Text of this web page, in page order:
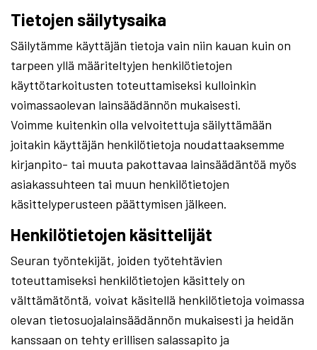
Tietojen säilytysaika
Säilytämme käyttäjän tietoja vain niin kauan kuin on
tarpeen yllä määriteltyjen henkilötietojen
käyttötarkoitusten toteuttamiseksi kulloinkin
voimassaolevan lainsäädännön mukaisesti.
Voimme kuitenkin olla velvoitettuja säilyttämään
joitakin käyttäjän henkilötietoja noudattaaksemme
kirjanpito- tai muuta pakottavaa lainsäädäntöä myös
asiakassuhteen tai muun henkilötietojen
käsittelyperusteen päättymisen jälkeen.
Henkilötietojen käsittelijät
Seuran työntekijät, joiden työtehtävien
toteuttamiseksi henkilötietojen käsittely on
välttämätöntä, voivat käsitellä henkilötietoja voimassa
olevan tietosuojalainsäädännön mukaisesti ja heidän
kanssaan on tehty erillisen salassapito ja